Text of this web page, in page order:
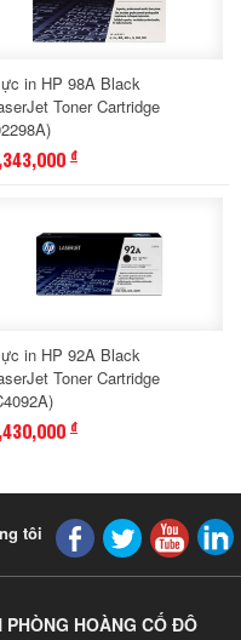
in HP 98A Black
Toner Cartridge
đ
in HP 92A Black
Toner Cartridge
đ
tôi
PHÒNG HOÀNG CỐ ĐÔ